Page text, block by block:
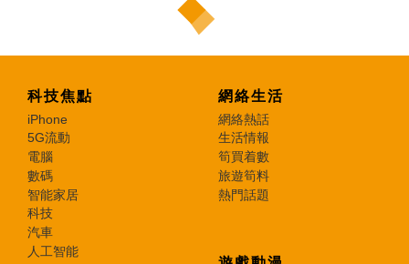
科技焦點
iPhone
5G流動
電腦
數碼
智能家居
科技
汽車
人工智能
網絡生活
網絡熱話
生活情報
筍買着數
旅遊筍料
熱門話題